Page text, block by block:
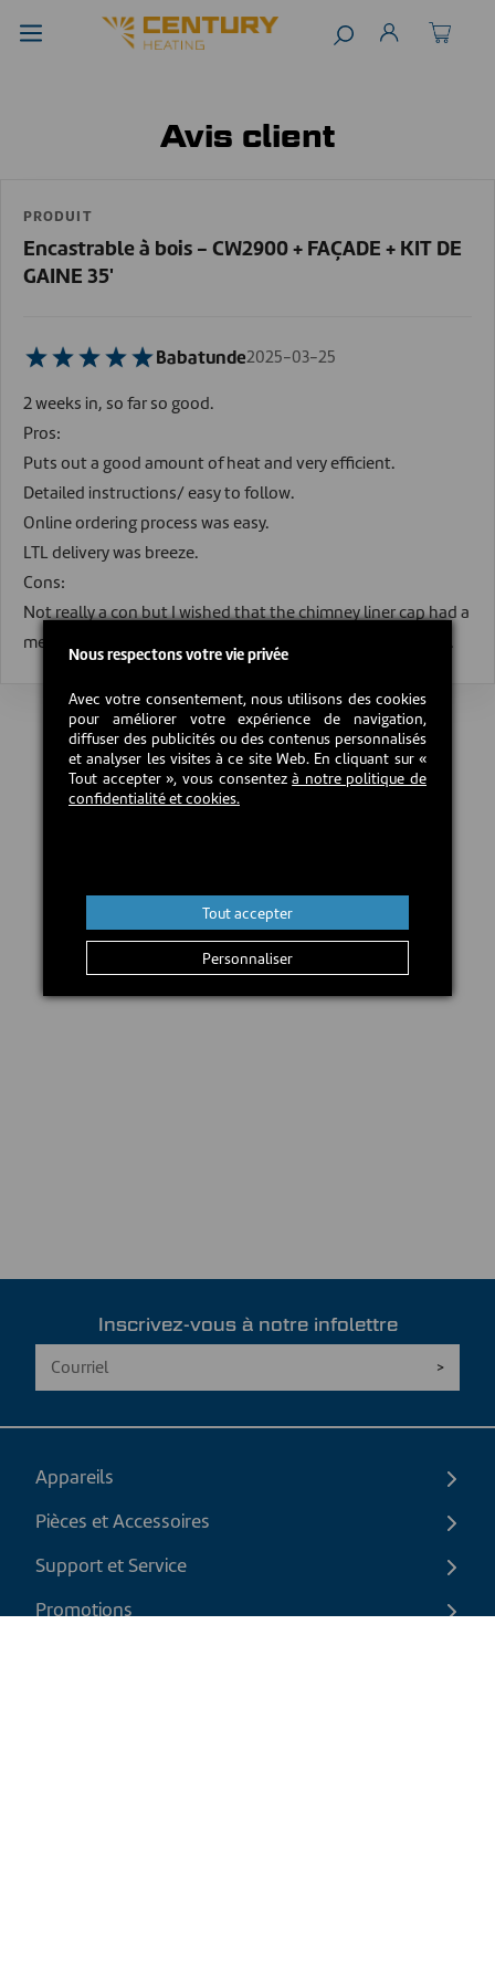
Avis client
PRODUIT
Encastrable à bois - CW2900 + FAÇADE + KIT DE
GAINE 35'
Babatunde2025-03-25
2 weeks in, so far so good.
Pros:
Puts out a good amount of heat and very efficient.
Detailed instructions/ easy to follow.
Online ordering process was easy.
LTL delivery was breeze.
Cons:
Not really a con but I wished that the chimney liner cap had a
mesh screen to keep birds out during the summer months.
Inscrivez-vous à notre infolettre
Appareils
Pièces et Accessoires
Support et Service
Promotions
Nous respectons votre vie privée
Avec votre consentement, nous utilisons des cookies
pour améliorer votre expérience de navigation,
diffuser des publicités ou des contenus personnalisés
et analyser les visites à ce site Web. En cliquant sur «
Tout accepter », vous consentezà notre politique de
confidentialité et cookies.
Personnaliser
Tout accepter